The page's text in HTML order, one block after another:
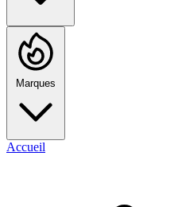
Marques
Accueil